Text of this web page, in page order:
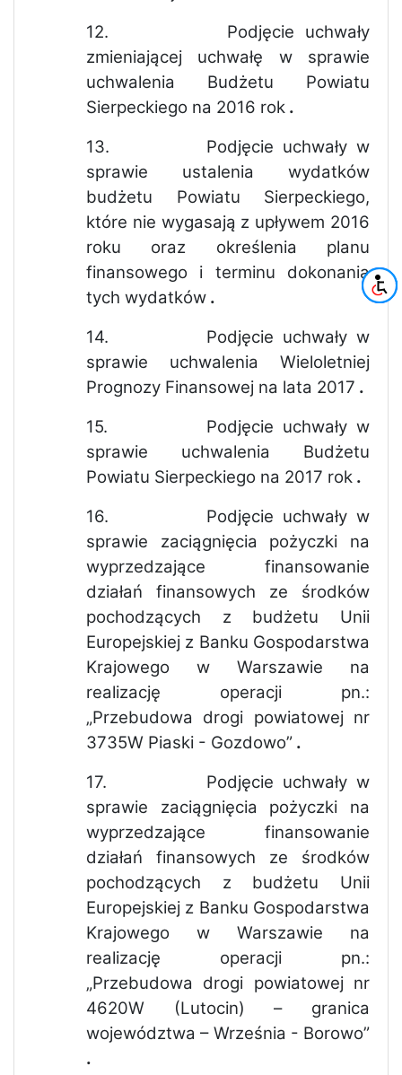
12. Podjęcie uchwały
zmieniającej uchwałę w sprawie
uchwalenia Budżetu Powiatu
Sierpeckiego na 2016 rok .
13. Podjęcie uchwały w
sprawie ustalenia wydatków
budżetu Powiatu Sierpeckiego,
które nie wygasają z upływem 2016
roku oraz określenia planu
finansowego i terminu dokonania
tych wydatków .
14. Podjęcie uchwały w
sprawie uchwalenia Wieloletniej
Prognozy Finansowej na lata 2017 .
15. Podjęcie uchwały w
sprawie uchwalenia Budżetu
Powiatu Sierpeckiego na 2017 rok .
16. Podjęcie uchwały w
sprawie zaciągnięcia pożyczki na
wyprzedzające finansowanie
działań finansowych ze środków
pochodzących z budżetu Unii
Europejskiej z Banku Gospodarstwa
Krajowego w Warszawie na
realizację operacji pn.:
„Przebudowa drogi powiatowej nr
3735W Piaski - Gozdowo” .
17. Podjęcie uchwały w
sprawie zaciągnięcia pożyczki na
wyprzedzające finansowanie
działań finansowych ze środków
pochodzących z budżetu Unii
Europejskiej z Banku Gospodarstwa
Krajowego w Warszawie na
realizację operacji pn.:
„Przebudowa drogi powiatowej nr
4620W (Lutocin) – granica
województwa – Września - Borowo”
.